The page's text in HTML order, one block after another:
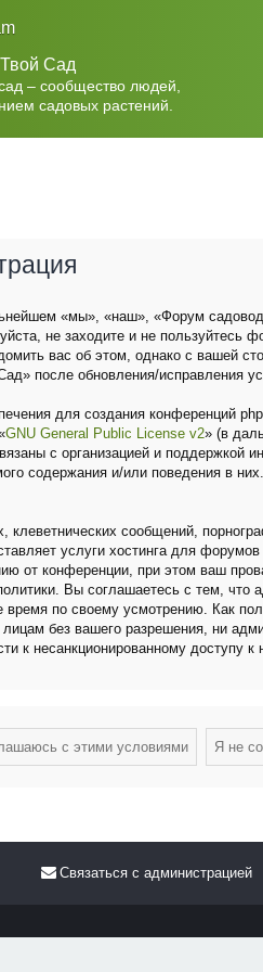
Сад
– сообщество людей,
садовых растений.
«мы», «наш», «Форум
не заходите и не пользуйтесь
вас об этом, однако с вашей
после обновления/исправления
для создания конференций
GNU General Public License v2» (в
с организацией и поддержкой
содержания и/или поведения в
сообщений,
услуги хостинга для
от конференции, при этом ваш
Вы соглашаетесь с тем,
по своему усмотрению. Как
без вашего разрешения, ни
к несанкционированному доступу к
Связаться с администрацией